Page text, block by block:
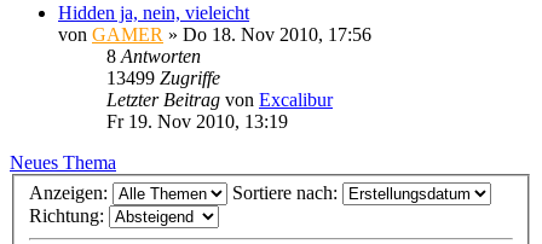
Hidden ja, nein, vieleicht
von GAMER » Do 18. Nov 2010, 17:56
8 Antworten
13499 Zugriffe
Letzter Beitrag von Excalibur
Fr 19. Nov 2010, 13:19
Neues Thema
Anzeigen:
Sortiere nach:
Richtung: